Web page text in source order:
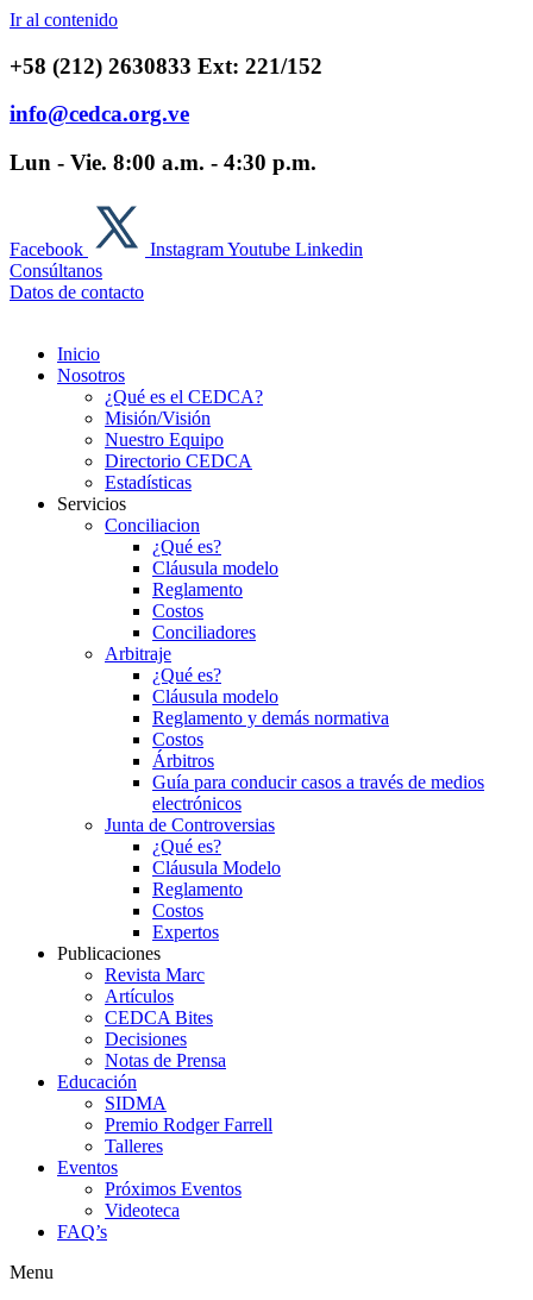
Ir al contenido
+58 (212) 2630833 Ext: 221/152
info@cedca.org.ve
Lun - Vie. 8:00 a.m. - 4:30 p.m.
Facebook InstagramYoutube Linkedin
Consúltanos
Datos de contacto
Inicio
Nosotros
¿Qué es el CEDCA?
Misión/Visión
Nuestro Equipo
Directorio CEDCA
Estadísticas
Servicios
Conciliacion
¿Qué es?
Cláusula modelo
Reglamento
Costos
Conciliadores
Arbitraje
¿Qué es?
Cláusula modelo
Reglamento y demás normativa
Costos
Árbitros
Guía para conducir casos a través de medios
electrónicos
Junta de Controversias
¿Qué es?
Cláusula Modelo
Reglamento
Costos
Expertos
Publicaciones
Revista Marc
Artículos
CEDCA Bites
Decisiones
Notas de Prensa
Educación
SIDMA
Premio Rodger Farrell
Talleres
Eventos
Próximos Eventos
Videoteca
FAQ’s
Menu